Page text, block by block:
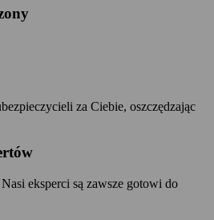
za Ciebie, oszczędzając
eksperci są zawsze gotowi do